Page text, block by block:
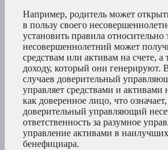
Например, родитель может
в пользу своего
установить правила относительно
несовершеннолетний может
средствам или активам на счете,
доходу, который они генерируют.
случаев доверительный
управляет средствами и активами
как доверенное лицо, что
доверительный управляющий
ответственность за разумное
управление активами в
бенефициара.